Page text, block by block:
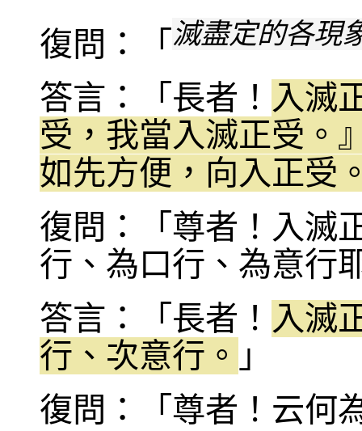
復問：「 滅盡定的各現
答言：「長者！ 入滅
受，我當入滅正受。
如先方便，向入正受
復問：「尊者！入滅
行、為口行、為意行
答言：「長者！ 入滅
行、次意行。 」
復問：「尊者！云何